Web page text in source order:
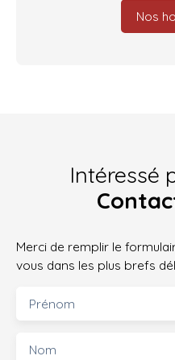
Nos
Intéressé
Merci de remplir le
vous dans les plus brefs
Prénom
Nom